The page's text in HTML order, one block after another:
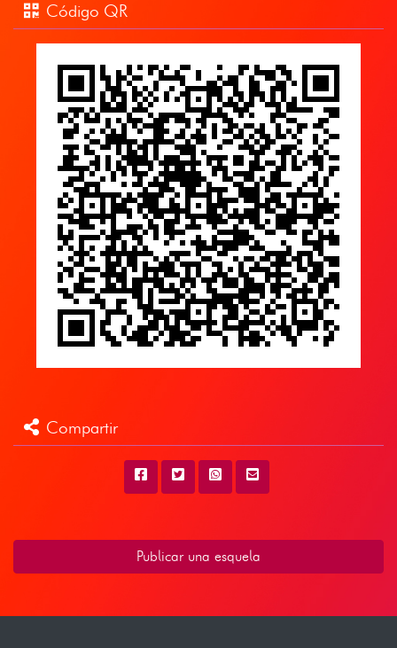
Código QR
Compartir
Publicar una esquela